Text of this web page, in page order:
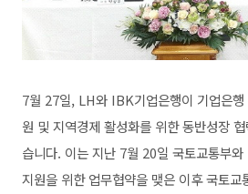
7월 27일, LH와 IBK기업은행이 기업은
원 및 지역경제 활성화를 위한 동반성장
습니다. 이는 지난 7월 20일 국토교통부
지원을 위한 업무협약을 맺은 이후 국토교